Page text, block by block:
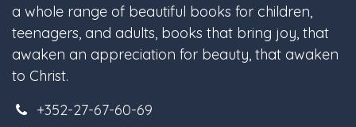
a whole range of beautiful books for children,
teenagers, and adults, books that bring joy, that
awaken an appreciation for beauty, that awaken
to Christ.
+352-27-67-60-69